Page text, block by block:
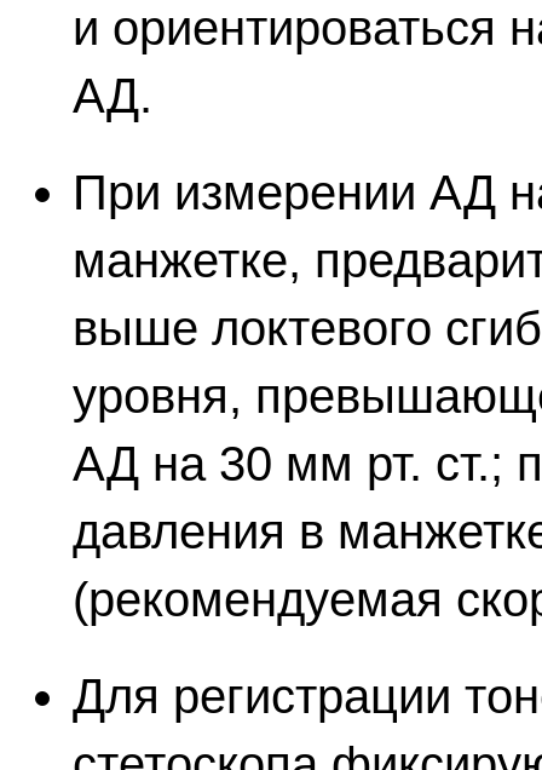
и ориентироваться
АД.
При измерении АД
манжетке,
выше локтевого
уровня,
АД на 30 мм рт. ст.;
давления в
(рекомендуемая
Для регистрации